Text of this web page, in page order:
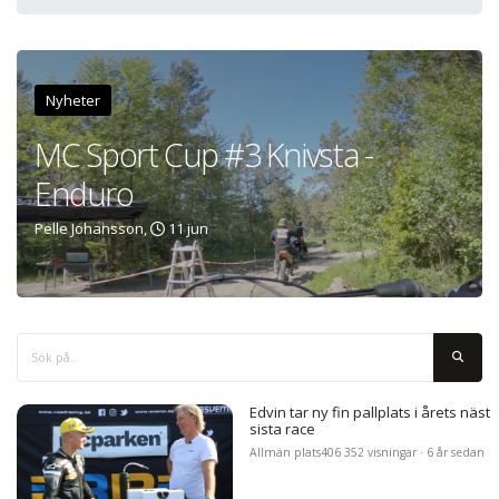
Edvin tar ny fin pallplats i årets näst
sista race
Allmän plats406 352 visningar · 6 år sedan
Nyheter
MC Sport Cup #3 Knivsta -
Enduro
Pelle Johansson, 11 jun